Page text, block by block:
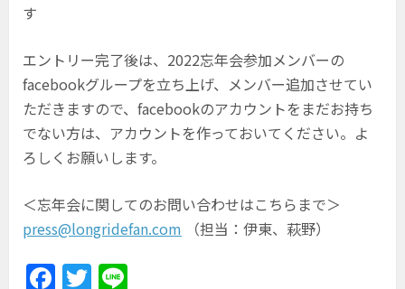
す
エントリー完了後は、2022忘年会参加メンバーの
facebookグループを立ち上げ、メンバー追加させてい
ただきますので、facebookのアカウントをまだお持ち
でない方は、アカウントを作っておいてください。よ
ろしくお願いします。
＜忘年会に関してのお問い合わせはこちらまで＞
press@longridefan.com （担当：伊東、萩野）
F T